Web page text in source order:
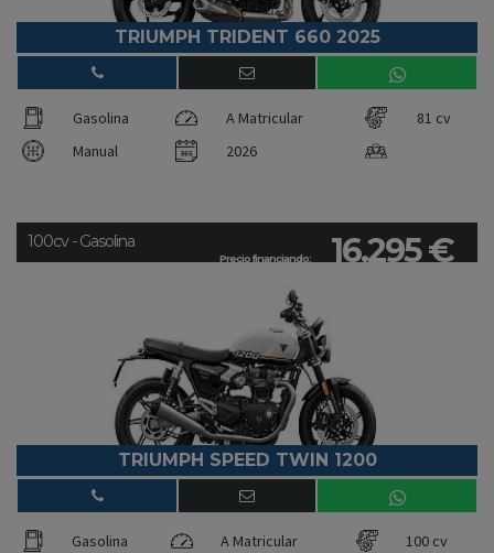
TRIUMPH TRIDENT 660 2025
Gasolina A Matricular
81 cv
Manual
2026
Precio financiando: 16.295 €
100cv - Gasolina
TRIUMPH SPEED TWIN 1200
Gasolina A Matricular
100 cv